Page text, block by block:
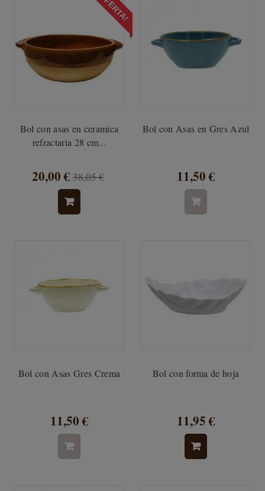
Bol con asas en ceramica
refractaria 28 cm...
20,00 €38,05 €
Bol con Asas en Gres Azul
11,50 €
Bol con Asas Gres Crema
11,50 €
Bol con forma de hoja
11,95 €